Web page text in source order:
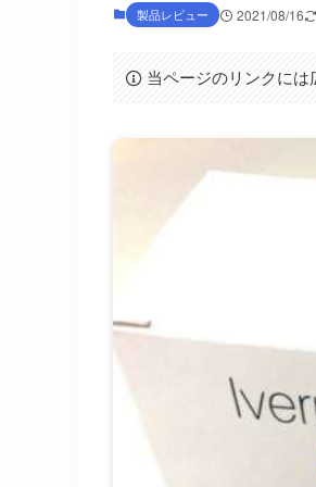
製品レビュー 2021/08/16
当ページのリンクに